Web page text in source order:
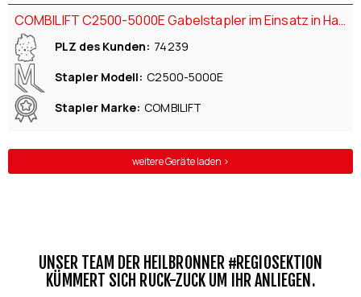
COMBILIFT C2500-5000E Gabelstapler im Einsatz in Hardthausen - Gochsen
PLZ des Kunden 74239
Stapler Modell C2500-5000E
Stapler Marke COMBILIFT
weitere Geräte laden >
UNSER TEAM DER HEILBRONNER #REGIOSEKTION
KÜMMERT SICH RUCK-ZUCK UM IHR ANLIEGEN.